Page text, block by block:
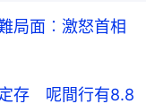
局面︰激怒首相
存 呢間行有8.8